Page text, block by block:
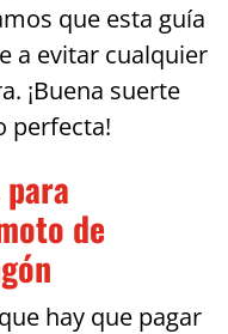
que esta guía
a evitar cualquier
¡Buena suerte
perfecta!
de
hay que pagar